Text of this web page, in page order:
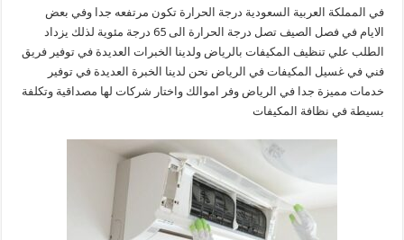
في المملكة العربية السعودية درجة الحرارة تكون مرتفعه جدا وفي بعض
الايام في فصل الصيف تصل درجة الحرارة الى 65 درجة مئوية لذلك يزداد
الطلب علي تنظيف المكيفات بالرياض ولدينا الخبرات العديدة في توفير فريق
فني في غسيل المكيفات في الرياض نحن لدينا الخبرة العديدة في توفير
خدمات مميزة جدا في الرياض وفر اموالك واختار شركات لها مصداقية وتكلفة
بسيطة في نظافة المكيفات